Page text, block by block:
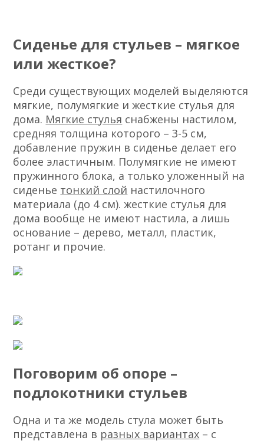
Сиденье для стульев – мягкое
или жесткое?
Среди существующих моделей выделяются
мягкие, полумягкие и жесткие стулья для
дома. Мягкие стулья снабжены настилом,
средняя толщина которого – 3-5 см,
добавление пружин в сиденье делает его
более эластичным. Полумягкие не имеют
пружинного блока, а только уложенный на
сиденье тонкий слой настилочного
материала (до 4 см). жесткие стулья для
дома вообще не имеют настила, а лишь
основание – дерево, металл, пластик,
ротанг и прочие.
Поговорим об опоре –
подлокотники стульев
Одна и та же модель стула может быть
представлена в разных вариантах – с